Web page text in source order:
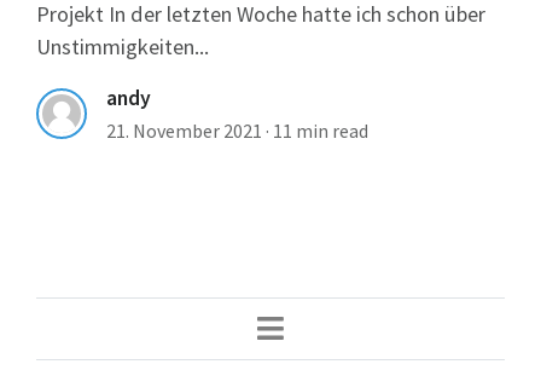
Projekt In der letzten Woche hatte ich schon über
Unstimmigkeiten...
andy
21. November 2021 · 11 min read